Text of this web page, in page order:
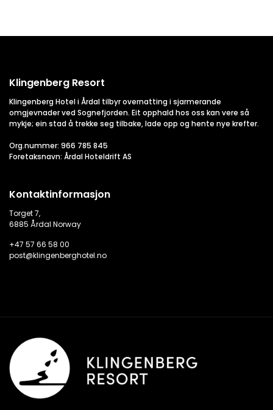
Klingenberg Resort
Klingenberg Hotel i Årdal tilbyr overnatting i sjarmerande
omgjevnader ved Sognefjorden. Eit opphald hos oss kan vere så
mykje; ein stad å trekke seg tilbake, lade opp og hente nye krefter.
Org.nummer: 966 785 845
Foretaksnavn: Årdal Hoteldrift AS
Kontaktinformasjon
Torget 7,
6885 Årdal Norway
+47 57 66 58 00
post@klingenberghotel.no